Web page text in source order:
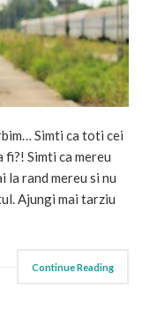
Simti ca toti cei
Simti ca mereu
la rand mereu si nu
Ajungi mai tarziu
Continue Reading